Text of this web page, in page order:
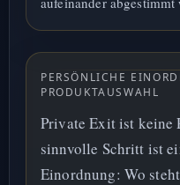
PERSÖNLICHE
PRODUKTAUSWAHL
Private Exit ist keine
sinnvolle Schritt ist
Einordnung: Wo